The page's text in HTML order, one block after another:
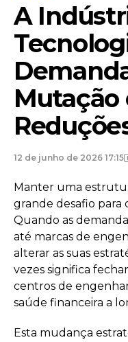
A
Mutação
12 de junho de 2026 17:15
Manter uma
grande desafio para
Quando as
até marcas de
alterar as suas
vezes significa
centros de
saúde financeira a
Esta mudança